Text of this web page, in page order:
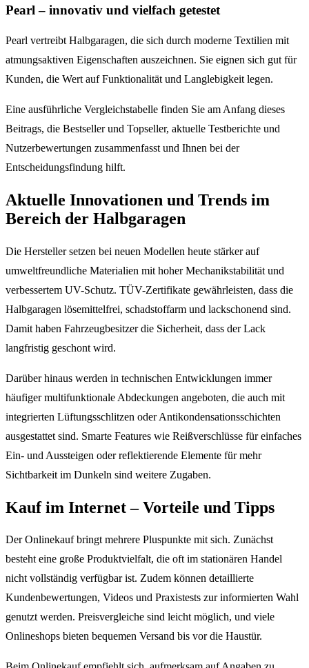
Pearl – innovativ und vielfach getestet
Pearl vertreibt Halbgaragen, die sich durch moderne Textilien mit
atmungsaktiven Eigenschaften auszeichnen. Sie eignen sich gut für
Kunden, die Wert auf Funktionalität und Langlebigkeit legen.
Eine ausführliche Vergleichstabelle finden Sie am Anfang dieses
Beitrags, die Bestseller und Topseller, aktuelle Testberichte und
Nutzerbewertungen zusammenfasst und Ihnen bei der
Entscheidungsfindung hilft.
Aktuelle Innovationen und Trends im
Bereich der Halbgaragen
Die Hersteller setzen bei neuen Modellen heute stärker auf
umweltfreundliche Materialien mit hoher Mechanikstabilität und
verbessertem UV-Schutz. TÜV-Zertifikate gewährleisten, dass die
Halbgaragen lösemittelfrei, schadstoffarm und lackschonend sind.
Damit haben Fahrzeugbesitzer die Sicherheit, dass der Lack
langfristig geschont wird.
Darüber hinaus werden in technischen Entwicklungen immer
häufiger multifunktionale Abdeckungen angeboten, die auch mit
integrierten Lüftungsschlitzen oder Antikondensationsschichten
ausgestattet sind. Smarte Features wie Reißverschlüsse für einfaches
Ein- und Aussteigen oder reflektierende Elemente für mehr
Sichtbarkeit im Dunkeln sind weitere Zugaben.
Kauf im Internet – Vorteile und Tipps
Der Onlinekauf bringt mehrere Pluspunkte mit sich. Zunächst
besteht eine große Produktvielfalt, die oft im stationären Handel
nicht vollständig verfügbar ist. Zudem können detaillierte
Kundenbewertungen, Videos und Praxistests zur informierten Wahl
genutzt werden. Preisvergleiche sind leicht möglich, und viele
Onlineshops bieten bequemen Versand bis vor die Haustür.